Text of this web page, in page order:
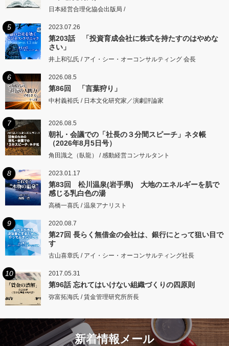
日本経営合理化協会出版局 /
5 2023.07.26
第203話 「投資育成会社に株式を持たすのはやめな
さい」
井上和弘氏 / アイ・シー・オーコンサルティング 会長
6 2026.08.5
第86回 「言葉狩り」
中村義裕氏 / 日本文化研究家／演劇評論家
7 2026.08.5
朝礼・会議での「社長の３分間スピーチ」ネタ帳
（2026年8月5日号）
角田識之（臥龍） / 感動経営コンサルタント
8 2023.01.17
第83回 松川温泉(岩手県) 大地のエネルギーを肌で
感じる乳白色の湯
高橋一喜氏 / 温泉アナリスト
9 2020.08.7
第27回 長らく無借金の会社は、銀行にとって狙い目で
す
古山喜章氏 / アイ・シー・オーコンサルティング社長
10 2017.05.31
第96話 忘れてはいけない組織づくりの四原則
弥富拓海氏 / 賃金管理研究所所長
新着情報メール